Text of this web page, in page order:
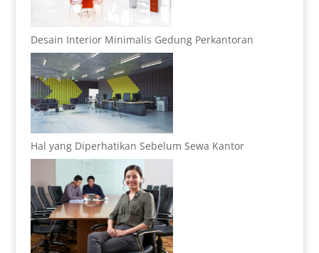
Desain Interior Minimalis Gedung Perkantoran
Hal yang Diperhatikan Sebelum Sewa Kantor